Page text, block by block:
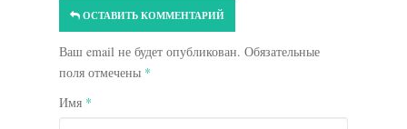
ОСТАВИТЬ КОММЕНТАРИЙ
Ваш email не будет опубликован. Обязательные
поля отмечены *
Имя *